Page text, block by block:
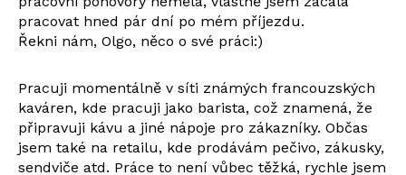
pracovat hned pár dní po mém příjezdu.
Řekni nám, Olgo, něco o své práci:)
Pracuji momentálně v síti známých francouzských
kaváren, kde pracuji jako barista, což znamená, že
připravuji kávu a jiné nápoje pro zákazníky. Občas
jsem také na retailu, kde prodávám pečivo, zákusky,
sendviče atd. Práce to není vůbec těžká, rychle jsem